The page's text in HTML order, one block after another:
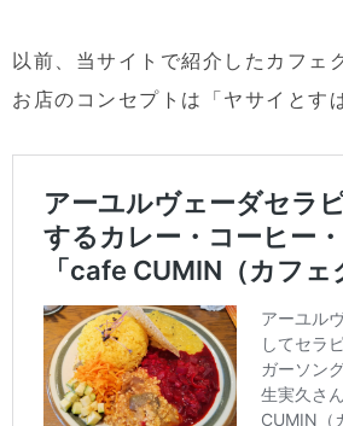
以前、当サイトで紹介したカフェ
お店のコンセプトは「ヤサイとす